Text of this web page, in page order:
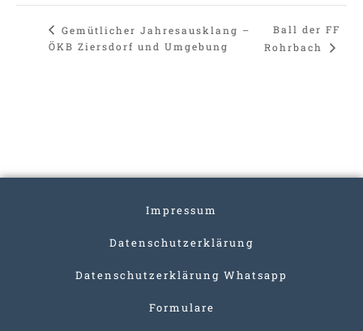
Gemütlicher Jahresausklang –
ÖKB Ziersdorf und Umgebung
Ball der FF
Rohrbach
Impressum
Datenschutzerklärung
Datenschutzerklärung Whatsapp
Formulare